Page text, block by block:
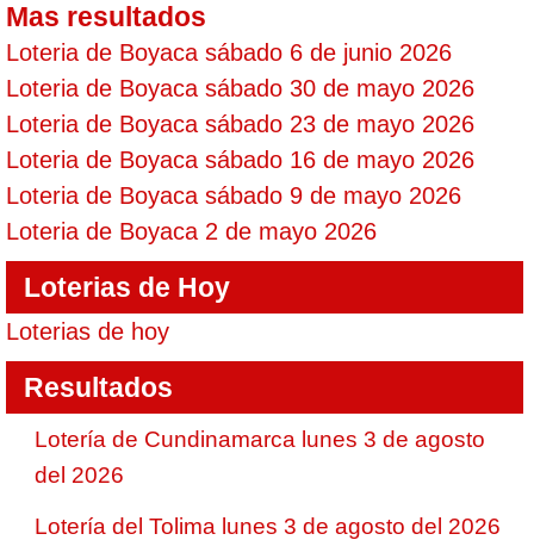
Mas resultados
Loteria de Boyaca sábado 6 de junio 2026
Loteria de Boyaca sábado 30 de mayo 2026
Loteria de Boyaca sábado 23 de mayo 2026
Loteria de Boyaca sábado 16 de mayo 2026
Loteria de Boyaca sábado 9 de mayo 2026
Loteria de Boyaca 2 de mayo 2026
Loterias de Hoy
Loterias de hoy
Resultados
Lotería de Cundinamarca lunes 3 de agosto
del 2026
Lotería del Tolima lunes 3 de agosto del 2026